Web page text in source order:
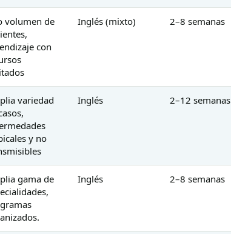
volumen de
con
Inglés (mixto) 2–8 semanas
variedad
y no
Inglés 2–12 semanas
gama de
Inglés 2–8 semanas